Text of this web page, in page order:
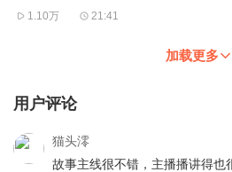
1.10万 21:41
加载更多
用户评论
猫头澪
故事主线很不错，主播播讲得也